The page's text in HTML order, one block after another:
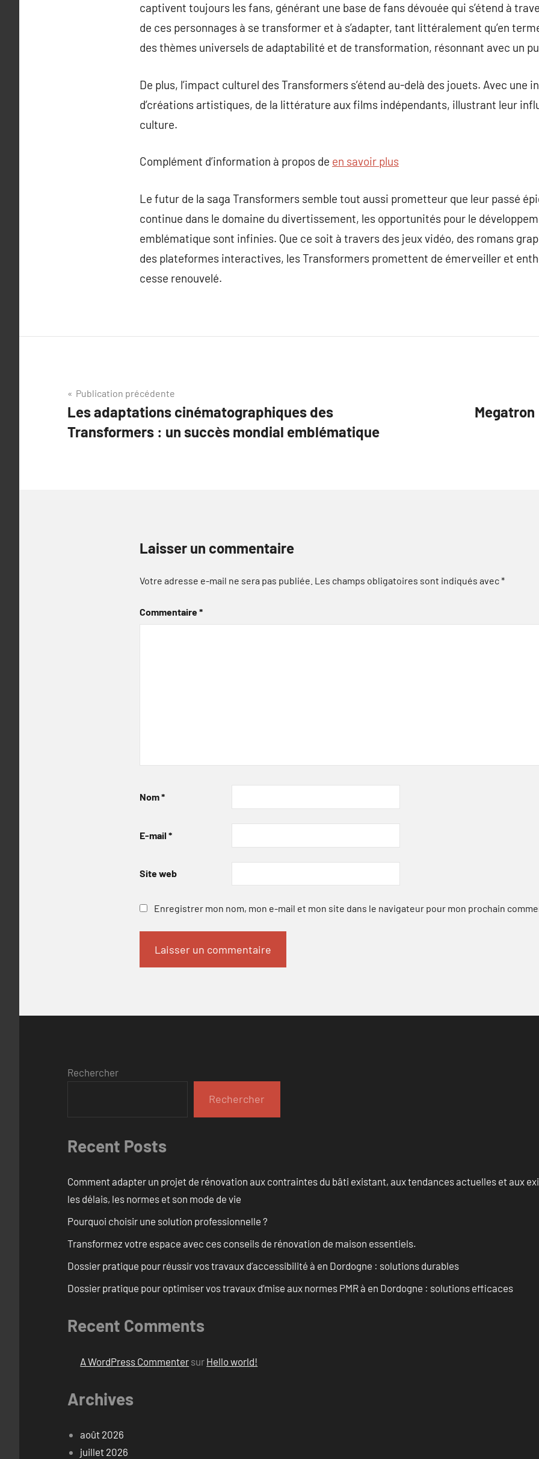
captivent toujours les fans, générant une base de fans dévouée qui s’étend à
de ces personnages à se transformer et à s’adapter, tant littéralement qu’en
des thèmes universels de adaptabilité et de transformation, résonnant avec un
De plus, l’impact culturel des Transformers s’étend au-delà des jouets. Avec une
d’créations artistiques, de la littérature aux films indépendants, illustrant leur
culture.
Complément d’information à propos de en savoir plus
Le futur de la saga Transformers semble tout aussi prometteur que leur passé
continue dans le domaine du divertissement, les opportunités pour le
emblématique sont infinies. Que ce soit à travers des jeux vidéo, des romans
des plateformes interactives, les Transformers promettent de émerveiller et
cesse renouvelé.
Navigation
de
l’article
Publication précédente
Les adaptations cinématographiques des
Transformers : un succès mondial emblématique
Megatron
Laisser un commentaire
Votre adresse e-mail ne sera pas publiée. Les champs obligatoires sont indiqués avec*
Commentaire*
Nom*
E-mail *
Site web
Enregistrer mon nom, mon e-mail et mon site dans le navigateur pour mon prochain
Rechercher
Rechercher
Recent Posts
Comment adapter un projet de rénovation aux contraintes du bâti existant, aux tendances actuelles et aux
les délais, les normes et son mode de vie
Pourquoi choisir une solution professionnelle ?
Transformez votre espace avec ces conseils de rénovation de maison essentiels.
Dossier pratique pour réussir vos travaux d’accessibilité à en Dordogne : solutions durables
Dossier pratique pour optimiser vos travaux d’mise aux normes PMR à en Dordogne : solutions efficaces
Recent Comments
A WordPress Commenter sur Hello world!
Archives
août 2026
juillet 2026